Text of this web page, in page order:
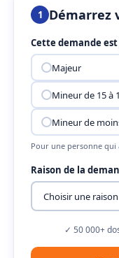
1 Démarrez
Cette demande
Majeur
Mineur de 15 à
Mineur de
Pour une personne qui
Raison de la
✓ 50 000+